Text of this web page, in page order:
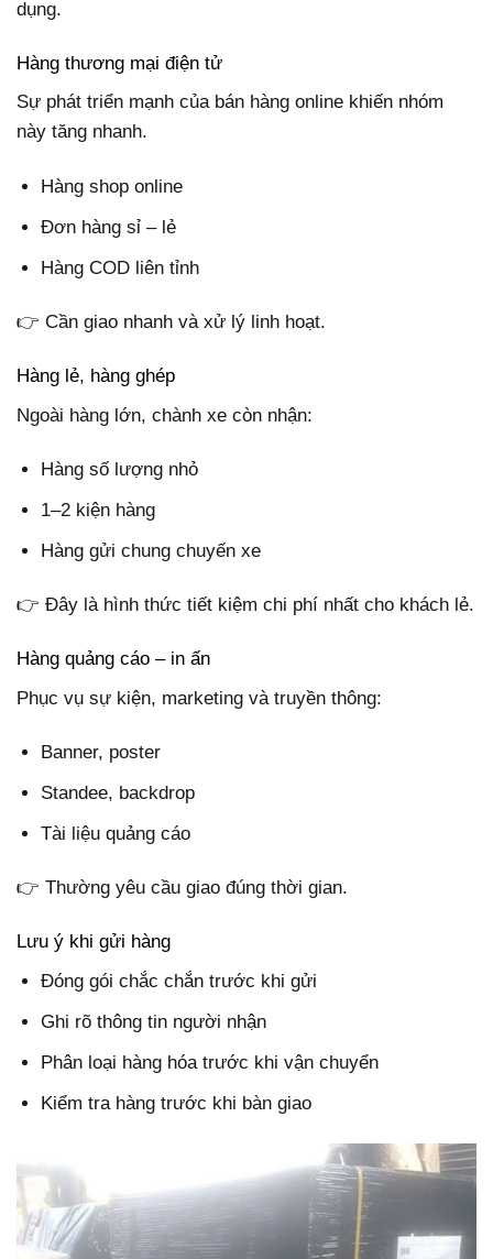
dụng.
Hàng thương mại điện tử
Sự phát triển mạnh của bán hàng online khiến nhóm
này tăng nhanh.
Hàng shop online
Đơn hàng sỉ – lẻ
Hàng COD liên tỉnh
👉 Cần giao nhanh và xử lý linh hoạt.
Hàng lẻ, hàng ghép
Ngoài hàng lớn, chành xe còn nhận:
Hàng số lượng nhỏ
1–2 kiện hàng
Hàng gửi chung chuyến xe
👉 Đây là hình thức tiết kiệm chi phí nhất cho khách lẻ.
Hàng quảng cáo – in ấn
Phục vụ sự kiện, marketing và truyền thông:
Banner, poster
Standee, backdrop
Tài liệu quảng cáo
👉 Thường yêu cầu giao đúng thời gian.
Lưu ý khi gửi hàng
Đóng gói chắc chắn trước khi gửi
Ghi rõ thông tin người nhận
Phân loại hàng hóa trước khi vận chuyển
Kiểm tra hàng trước khi bàn giao